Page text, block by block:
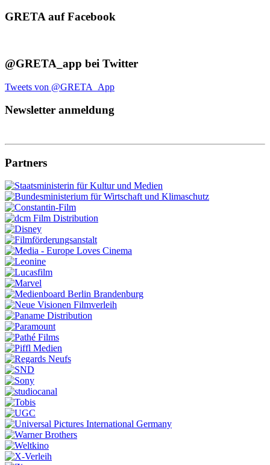
GRETA auf Facebook
@GRETA_app bei Twitter
Tweets von @GRETA_App
Newsletter anmeldung
Partners